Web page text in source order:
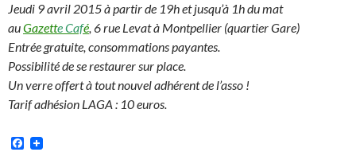
Jeudi 9 avril 2015 à partir de 19h et jusqu’à 1h du mat
auGazette Café, 6 rue Levat à Montpellier (quartier Gare)
Entrée gratuite, consommations payantes.
Possibilité de se restaurer sur place.
Un verre offert à tout nouvel adhérent de l’asso !
Tarif adhésion LAGA : 10 euros.
Facebook